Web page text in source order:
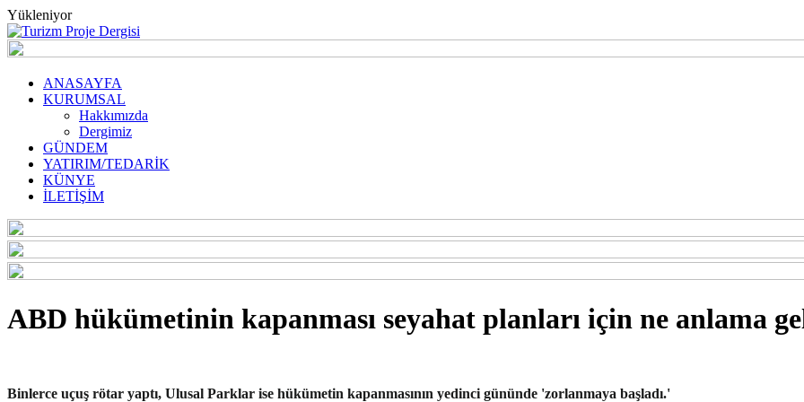
Yükleniyor
ANASAYFA
KURUMSAL
Hakkımızda
Dergimiz
GÜNDEM
YATIRIM/TEDARİK
KÜNYE
İLETİŞİM
ABD hükümetinin kapanması seyahat planları için ne anlama
Binlerce uçuş rötar yaptı, Ulusal Parklar ise hükümetin kapanmasının yedinci gününde 'zorlanmaya başladı.'